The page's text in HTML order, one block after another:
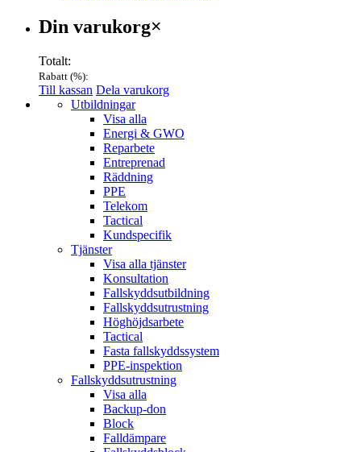
Varukorg
Din varukorg×
Totalt:
Rabatt (%):
Till kassan Dela varukorg
Menu Utbildningar
Visa alla
Energi & GWO
Reparbete
Entreprenad
Räddning
PPE
Telekom
Tactical
Kundspecifik
Tjänster
Visa alla tjänster
Konsultation
Fallskyddsutbildning
Fallskyddsutrustning
Höghöjdsarbete
Tactical
Fasta fallskyddssystem
PPE-inspektion
Fallskyddsutrustning
Visa alla
Backup-don
Block
Falldämpare